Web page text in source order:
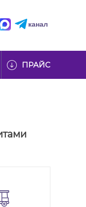
канал
ПРАЙС